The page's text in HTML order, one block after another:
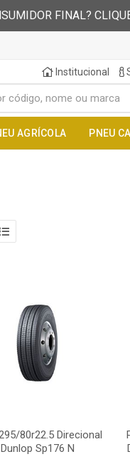
FINAL?
Institucional
AGRÍCOLA PNEU
80r22.5 Direcional
Dunlop Sp176 N